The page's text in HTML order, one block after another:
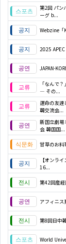
第2回 パン
ーグ b...
Webzine「
2025
JAPAN-
「なんで
― その...
運命の友達
韓交流会...
新国立劇
会 韓国国...
甘草のお料
【オンラ
16...
第42回産
アフィニ
第8回日中
World